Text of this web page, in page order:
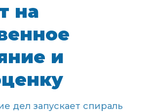
на
и
дел запускает спираль